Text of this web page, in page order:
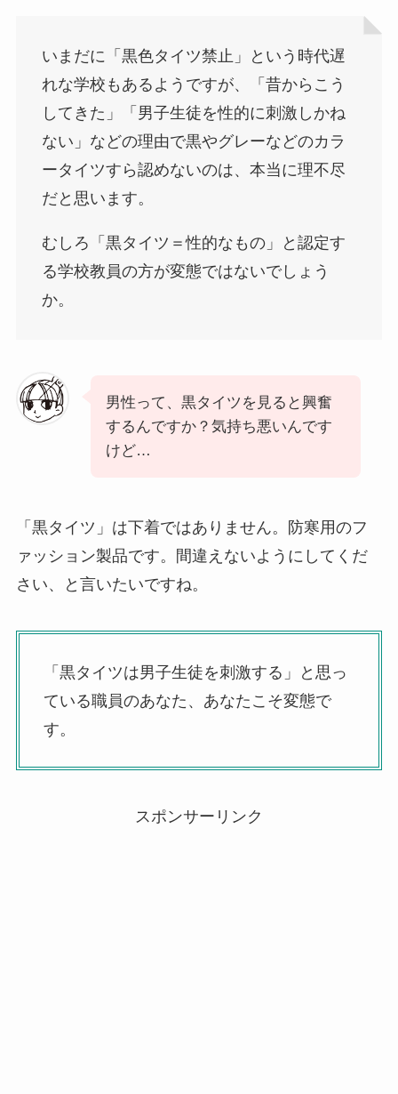
いまだに「黒色タイツ禁止」という時代遅
れな学校もあるようですが、「昔からこう
してきた」「男子生徒を性的に刺激しかね
ない」などの理由で黒やグレーなどのカラ
ータイツすら認めないのは、本当に理不尽
だと思います。
むしろ「黒タイツ＝性的なもの」と認定す
る学校教員の方が変態ではないでしょう
か。
男性って、黒タイツを見ると興奮
するんですか？気持ち悪いんです
けど…
「黒タイツ」は下着ではありません。防寒用のフ
ァッション製品です。間違えないようにしてくだ
さい、と言いたいですね。
「黒タイツは男子生徒を刺激する」と思っ
ている職員のあなた、あなたこそ変態で
す。
スポンサーリンク